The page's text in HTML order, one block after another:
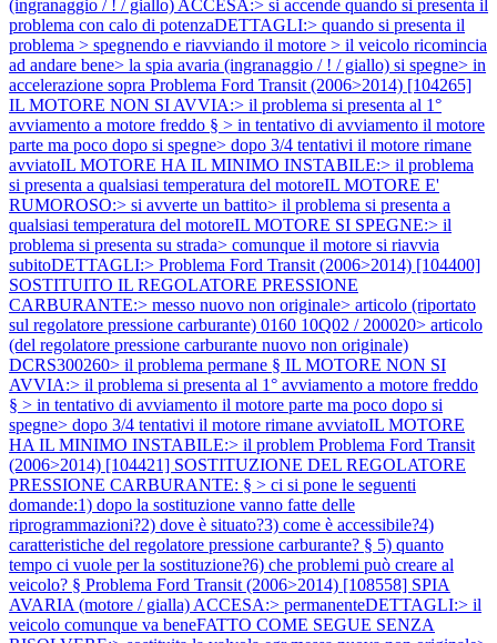
(ingranaggio / ! / giallo) ACCESA:> si accende quando si presenta il
problema con calo di potenzaDETTAGLI:> quando si presenta il
problema > spegnendo e riavviando il motore > il veicolo ricomincia
ad andare bene> la spia avaria (ingranaggio / ! / giallo) si spegne> in
accelerazione sopra Problema Ford Transit (2006>2014) [104265]
IL MOTORE NON SI AVVIA:> il problema si presenta al 1°
avviamento a motore freddo § > in tentativo di avviamento il motore
parte ma poco dopo si spegne> dopo 3/4 tentativi il motore rimane
avviatoIL MOTORE HA IL MINIMO INSTABILE:> il problema
si presenta a qualsiasi temperatura del motoreIL MOTORE E'
RUMOROSO:> si avverte un battito> il problema si presenta a
qualsiasi temperatura del motoreIL MOTORE SI SPEGNE:> il
problema si presenta su strada> comunque il motore si riavvia
subitoDETTAGLI:> Problema Ford Transit (2006>2014) [104400]
SOSTITUITO IL REGOLATORE PRESSIONE
CARBURANTE:> messo nuovo non originale> articolo (riportato
sul regolatore pressione carburante) 0160 10Q02 / 200020> articolo
(del regolatore pressione carburante nuovo non originale)
DCRS300260> il problema permane § IL MOTORE NON SI
AVVIA:> il problema si presenta al 1° avviamento a motore freddo
§ > in tentativo di avviamento il motore parte ma poco dopo si
spegne> dopo 3/4 tentativi il motore rimane avviatoIL MOTORE
HA IL MINIMO INSTABILE:> il problem Problema Ford Transit
(2006>2014) [104421] SOSTITUZIONE DEL REGOLATORE
PRESSIONE CARBURANTE: § > ci si pone le seguenti
domande:1) dopo la sostituzione vanno fatte delle
riprogrammazioni?2) dove è situato?3) come è accessibile?4)
caratteristiche del regolatore pressione carburante? § 5) quanto
tempo ci vuole per la sostituzione?6) che problemi può creare al
veicolo? § Problema Ford Transit (2006>2014) [108558] SPIA
AVARIA (motore / gialla) ACCESA:> permanenteDETTAGLI:> il
veicolo comunque va beneFATTO COME SEGUE SENZA